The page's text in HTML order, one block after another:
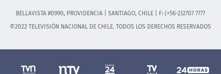
BELLAVISTA #0990, PROVIDENCIA | SANTIAGO, CHILE | F: (+56-2)2707 7777
©2022 TELEVISIÓN NACIONAL DE CHILE. TODOS LOS DERECHOS RESERVADOS